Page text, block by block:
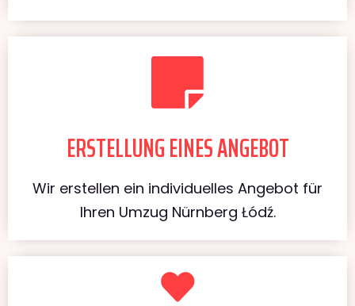
ERSTELLUNG EINES ANGEBOT
Wir erstellen ein individuelles Angebot für
Ihren Umzug Nürnberg Łódź.